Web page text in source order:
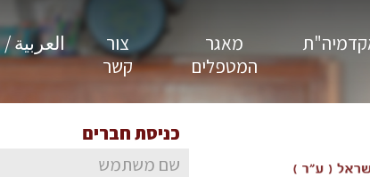
מאגר
המטפלים
צור
קשר
العربية / En
כניסת חברים